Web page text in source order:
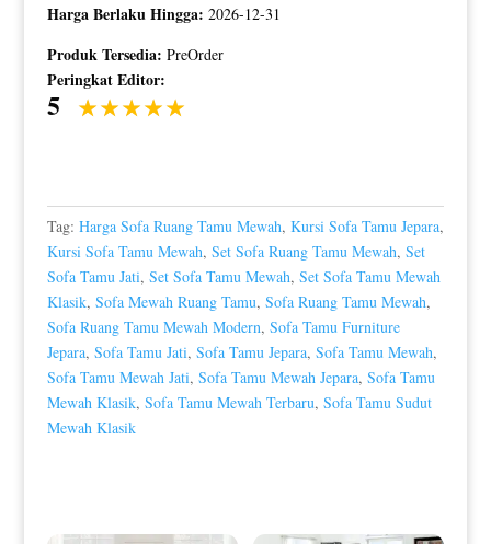
Harga Berlaku Hingga: 2026-12-31
Produk Tersedia: PreOrder
Peringkat Editor:
5
Tag: Harga Sofa Ruang Tamu Mewah, Kursi Sofa Tamu Jepara,
Kursi Sofa Tamu Mewah, Set Sofa Ruang Tamu Mewah, Set
Sofa Tamu Jati, Set Sofa Tamu Mewah, Set Sofa Tamu Mewah
Klasik, Sofa Mewah Ruang Tamu, Sofa Ruang Tamu Mewah,
Sofa Ruang Tamu Mewah Modern, Sofa Tamu Furniture
Jepara, Sofa Tamu Jati, Sofa Tamu Jepara, Sofa Tamu Mewah,
Sofa Tamu Mewah Jati, Sofa Tamu Mewah Jepara, Sofa Tamu
Mewah Klasik, Sofa Tamu Mewah Terbaru, Sofa Tamu Sudut
Mewah Klasik